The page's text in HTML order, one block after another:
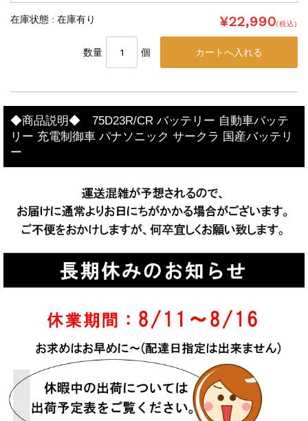
在庫状態 : 在庫有り ¥22,990(税込)
数量 個
◆商品説明◆ 75D23R/CR バッテリー 自動車バッテ
リー 充電制御車 パナソニック サークラ 国産バッテリ
ー